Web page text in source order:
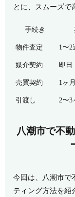
とに、スムーズで
手続き
物件査定 1〜2
媒介契約 即日
売買契約 1ヶ
引渡し 2〜3
八潮市で不
今回は、八潮市で
ティング方法を紹